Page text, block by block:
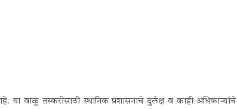
तस्करीसाठी स्थानिक प्रशासनाचे दुर्लक्ष व काही अधिकाऱ्यांचे